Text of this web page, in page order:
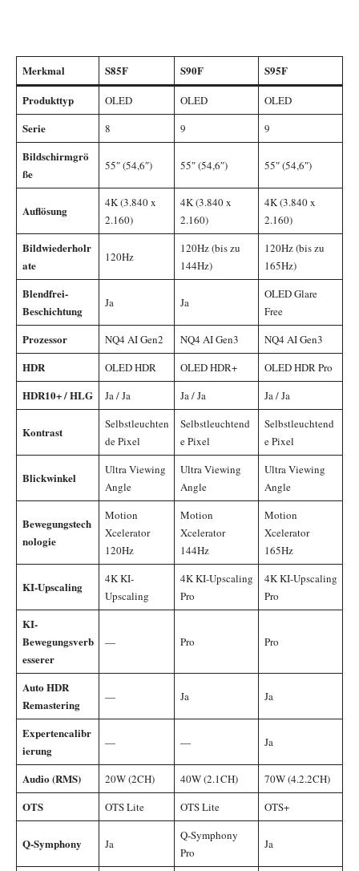
Merkmal S85F S90F
S95F
Produkttyp
OLED OLED OLED
Serie 8 9 9
Bildschirmgrö
ße
55″ (54,6″) 55″ (54,6″) 55″ (54,6″)
Auflösung
4K (3.840 x
2.160)
4K (3.840 x
2.160)
4K (3.840 x
2.160)
Bildwiederholr
ate
120Hz
120Hz (bis zu
144Hz)
120Hz (bis zu
165Hz)
Blendfrei-
Beschichtung
Ja Ja
OLED Glare
Free
Prozessor NQ4 AI Gen2 NQ4 AI Gen3 NQ4 AI Gen3
HDR OLED HDR OLED HDR+ OLED HDR Pro
HDR10+ / HLG Ja / Ja Ja / Ja Ja / Ja
Kontrast
Selbstleuchten
de Pixel
Selbstleuchtend
e Pixel
Selbstleuchtend
e Pixel
Blickwinkel
Ultra Viewing
Angle
Ultra Viewing
Angle
Ultra Viewing
Angle
Bewegungstech
nologie
Motion
Xcelerator
120Hz
Motion
Xcelerator
144Hz
Motion
Xcelerator
165Hz
KI-Upscaling
4K KI-
Upscaling
4K KI-Upscaling
Pro
4K KI-Upscaling
Pro
KI-
Bewegungsverb
esserer
— Pro Pro
Auto HDR
Remastering
— Ja Ja
Expertencalibr
ierung
— — Ja
Audio (RMS) 20W (2CH) 40W (2.1CH) 70W (4.2.2CH)
OTS OTS Lite OTS Lite OTS+
Q-Symphony Ja
Q-Symphony
Pro
Ja